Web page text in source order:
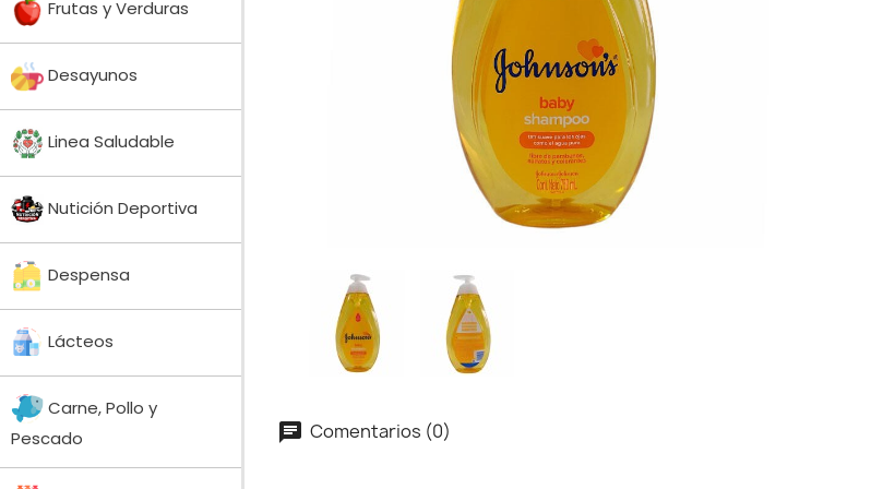
Frutas y Verduras
Desayunos
Linea Saludable
Nutición Deportiva
Despensa
Lácteos
Carne, Pollo y
Pescado
Comentarios (0)